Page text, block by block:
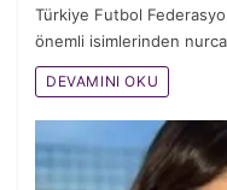
Türkiye Futbol
önemli isimlerinden
DEVAMINI OKU